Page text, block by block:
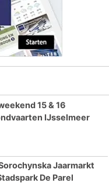
15 & 16
IJsselmeer
Jaarmarkt
De Parel